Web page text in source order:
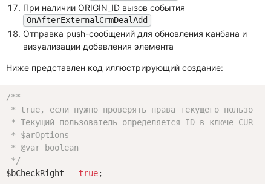
При наличии ORIGIN_ID вызов события
OnAfterExternalCrmDealAdd
Отправка push-сообщений для обновления канбана и
визуализации добавления элемента
Ниже представлен код иллюстрирующий создание:
/**
* true, если нужно проверять права текущего
* Текущий пользователь определяется ID в ключе
* $arOptions
* @var boolean
*/
$bCheckRight = true;